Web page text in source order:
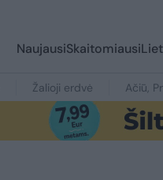
NaujausiSkaitomiausi
Žalioji erdvė Ačiū,